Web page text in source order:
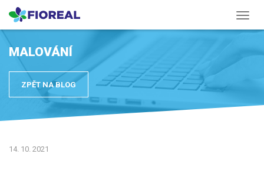
Menu
MALOVÁNÍ
ZPĚT NA BLOG
14. 10. 2021